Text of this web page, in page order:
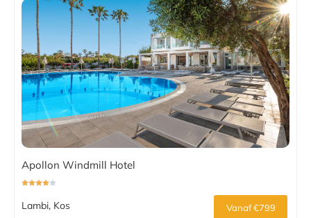
Apollon Windmill Hotel
Lambi, Kos Vanaf €799